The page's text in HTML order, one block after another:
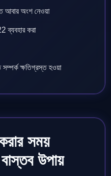
আবার অংশ নেওয়া
ব্যবহার করা
সম্পর্ক ক্ষতিগ্রস্ত হওয়া
সময়
বাস্তব উপায়